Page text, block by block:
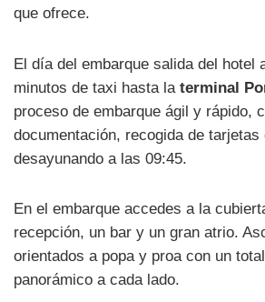
que ofrece.
El día del embarque salida del hotel
minutos de taxi hasta la terminal
proceso de embarque ágil y rápido,
documentación, recogida de tarjetas
desayunando a las 09:45.
En el embarque accedes a la
recepción, un bar y un gran atrio.
orientados a popa y proa con un
panorámico a cada lado.